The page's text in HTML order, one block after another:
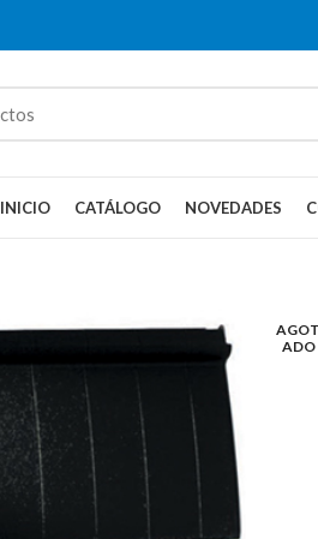
INICIO CATÁLOGO NOVEDADES
AGOT
ADO